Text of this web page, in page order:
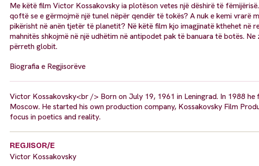
Me këtë film Victor Kossakovsky ia plotëson vetes një dëshirë të
qoftë se e gërmojmë një tunel nëpër qendër të tokës? A nuk e kemi vrarë
pikërisht në anën tjetër të planetit? Në këtë film kjo imagjinatë kthehet në
mahnitës shkojmë në një udhëtim në antipodet pak të banuara të botës.
përreth globit.
Biografia e Regjisorëve
Victor Kossakovsky<br /> Born on July 19, 1961 in Leningrad. In 1988
Moscow. He started his own production company, Kossakovsky Film
focus in poetics and reality.
REGJISOR/E
Victor Kossakovsky